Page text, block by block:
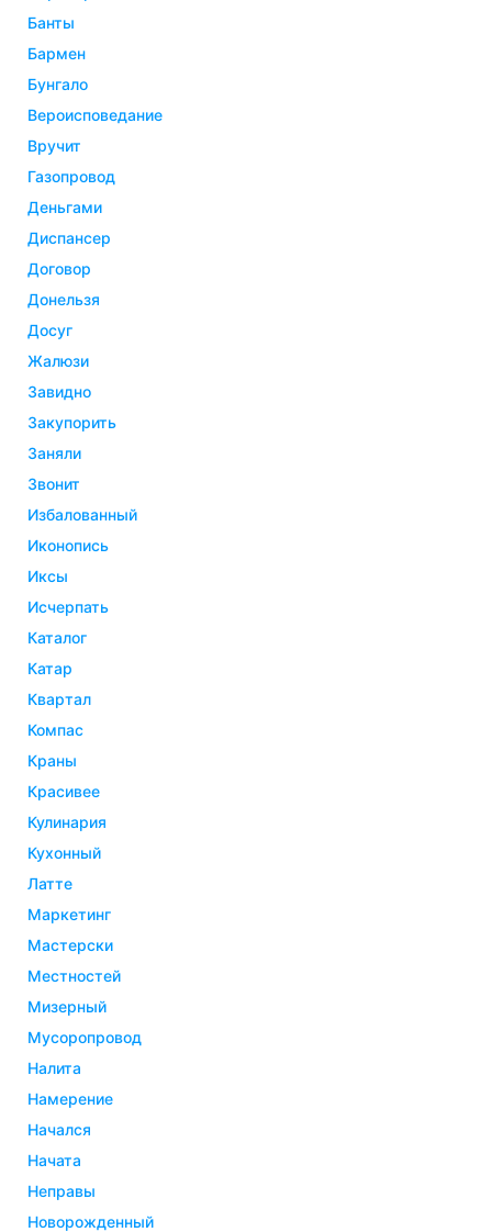
банты
бармен
бунгало
вероисповедание
вручит
газопровод
деньгами
диспансер
договор
донельзя
досуг
жалюзи
завидно
закупорить
заняли
звонит
избалованный
иконопись
иксы
исчерпать
каталог
катар
квартал
компас
краны
красивее
кулинария
кухонный
латте
маркетинг
мастерски
местностей
мизерный
мусоропровод
налита
намерение
начался
начата
неправы
новорожденный